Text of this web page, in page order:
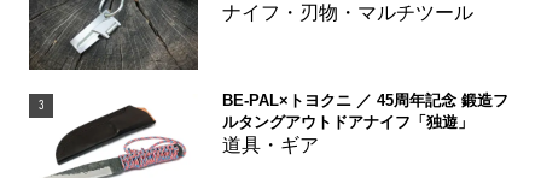
ナイフ・刃物・マルチツール
3
BE-PAL×トヨクニ ／ 45周年記念 鍛造フ
ルタングアウトドアナイフ「独遊」
道具・ギア